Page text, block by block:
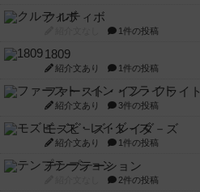
クルティボ
1件の投稿
1809
紹介文あり 1件の投稿
ファースト・イン・フライト
紹介文あり 3件の投稿
モズビ－ズ・レイダ－ズ
紹介文あり 1件の投稿
テンプテーション
2件の投稿